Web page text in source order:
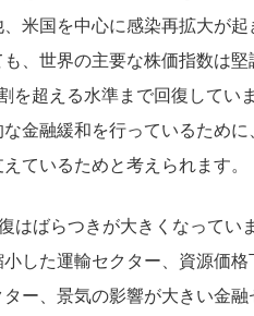
米国を中心に感染再拡大が
、世界の主要な株価指数は
を超える水準まで回復してい
金融緩和を行っているため
ているためと考えられます。
はばらつきが大きくなってい
した運輸セクター、資源価
ー、景気の影響が大きい金